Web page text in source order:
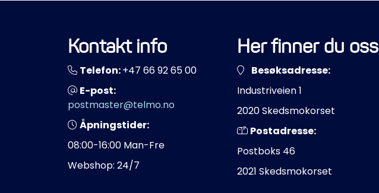
Kontakt info
Telefon:+47 66 92 65 00
E-post:
postmaster@telmo.no
Åpningstider:
08:00-16:00 Man-Fre
Webshop: 24/7
Her finner du oss
Besøksadresse:
Industriveien 1
2020 Skedsmokorset
Postadresse:
Postboks 46
2021 Skedsmokorset